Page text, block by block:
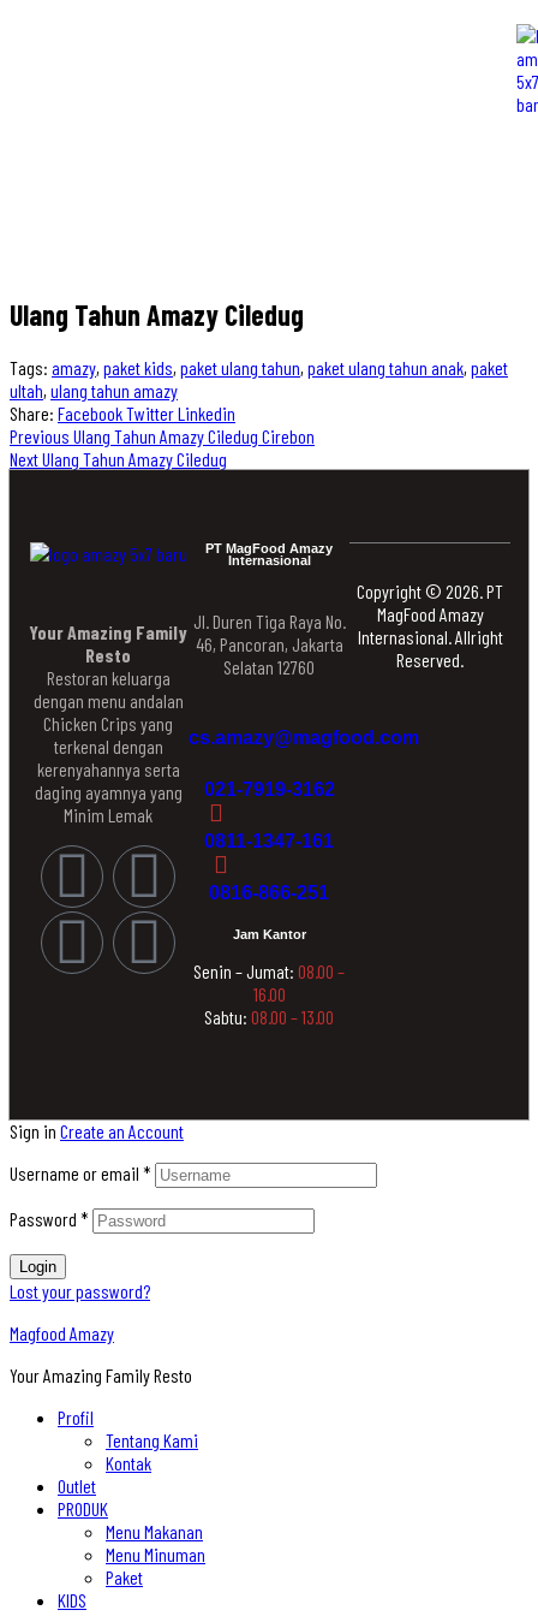
Ulang Tahun Amazy Ciledug
Tags: amazy, paket kids, paket ulang tahun, paket ulang tahun anak, paket
ultah, ulang tahun amazy
Share: FacebookTwitterLinkedin
Previous Ulang Tahun Amazy Ciledug Cirebon
NextUlang Tahun Amazy Ciledug
PT MagFood Amazy
Internasional
Jl. Duren Tiga Raya No.
46, Pancoran, Jakarta
Selatan 12760
cs.amazy@magfood.com
021-7919-3162
0811-1347-161
0816-866-251
Jam Kantor
Senin – Jumat: 08.00 –
16.00
Sabtu: 08.00 – 13.00
Your Amazing Family
Resto
Restoran keluarga
dengan menu andalan
Chicken Crips yang
terkenal dengan
kerenyahannya serta
daging ayamnya yang
Minim Lemak
Copyright © 2026. PT
MagFood Amazy
Internasional. Allright
Reserved.
Sign in Create an Account
Username or email *
Password *
Login
Lost your password?
Magfood Amazy
Your Amazing Family Resto
Profil
Tentang Kami
Kontak
Outlet
PRODUK
Menu Makanan
Menu Minuman
Paket
KIDS